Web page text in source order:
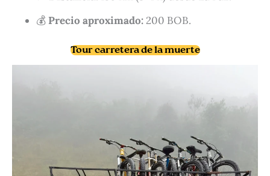
💰 Precio aproximado: 200 BOB.
Tour carretera de la muerte